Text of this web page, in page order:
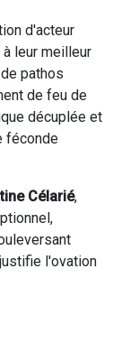
d'acteur
leur meilleur
pathos
de feu de
décuplée et
féconde
Célarié,
l'ovation